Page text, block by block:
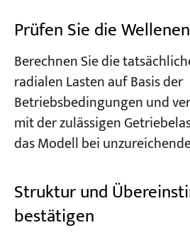
Prüfen Sie die
Berechnen Sie die
radialen Lasten auf Basis der
Betriebsbedingungen und
mit der zulässigen
das Modell bei
Struktur und
bestätigen